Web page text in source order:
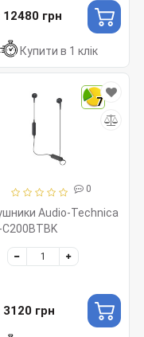
12480 грн
Купити в 1 клік
7
0
Audio-Technica
C200BTBK
3120 грн